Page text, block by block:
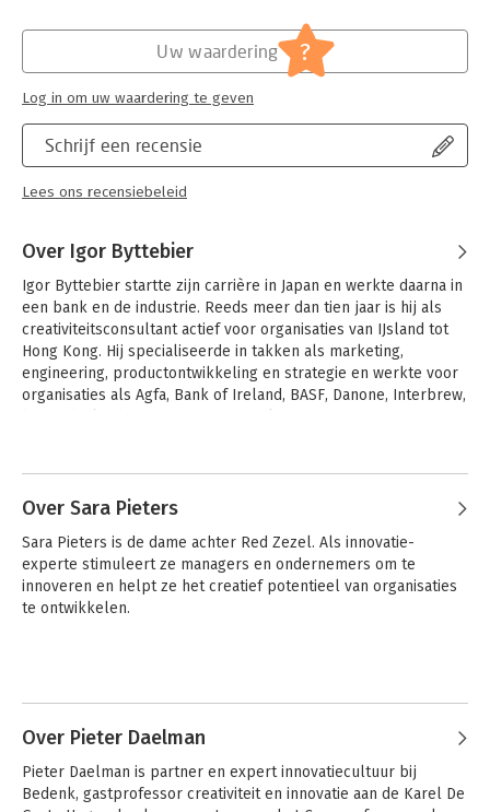
Schrijf een recensie
Lees ons recensiebeleid
Uw waardering ?
Log in om uw waardering te geven
Over Igor Byttebier
Igor Byttebier startte zijn carrière in Japan en werkte daarna in
een bank en de industrie. Reeds meer dan tien jaar is hij als
creativiteitsconsultant actief voor organisaties van IJsland tot
Hong Kong. Hij specialiseerde in takken als marketing,
engineering, productontwikkeling en strategie en werkte voor
organisaties als Agfa, Bank of Ireland, BASF, Danone, Interbrew,
Over Sara Pieters
Sara Pieters is de dame achter Red Zezel. Als innovatie-
experte stimuleert ze managers en ondernemers om te
innoveren en helpt ze het creatief potentieel van organisaties
te ontwikkelen.
Over Pieter Daelman
Pieter Daelman is partner en expert innovatiecultuur bij
Bedenk, gastprofessor creativiteit en innovatie aan de Karel De